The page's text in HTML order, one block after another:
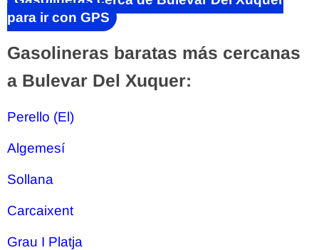
para ir con GPS
Gasolineras baratas más cercanas
a Bulevar Del Xuquer:
Perello (El)
Algemesí
Sollana
Carcaixent
Grau I Platja